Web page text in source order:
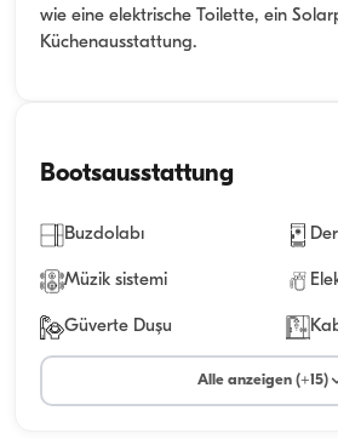
wie eine elektrische Toilette, ein
Küchenausstattung.
Bootsausstattung
Buzdolabı
Müzik sistemi
Güverte Duşu
Alle anzeigen (+15)